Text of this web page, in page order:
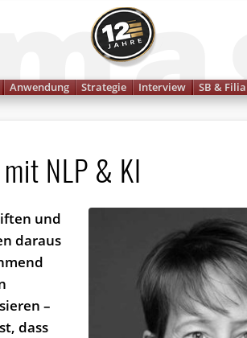
Anwendung Strategie Interview SB &
NLP & KI
und
daraus
–
dass